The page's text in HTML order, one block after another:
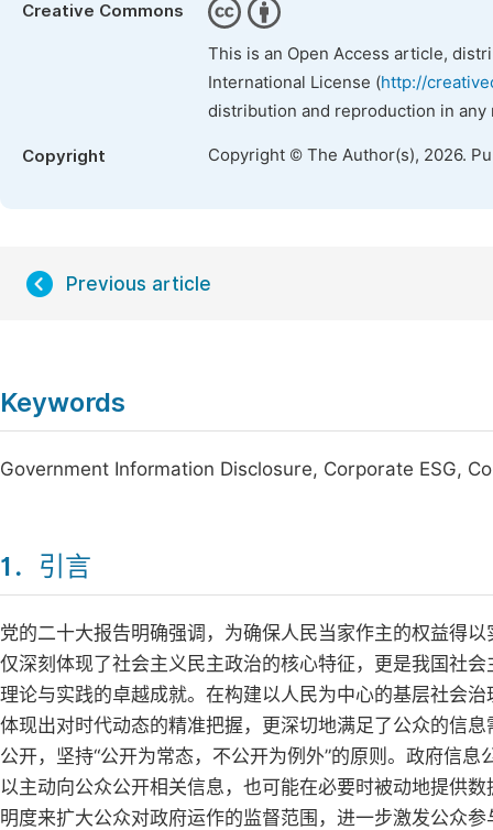
Creative Commons
This is an Open Access article,
International License (http://
distribution and reproduction in
Copyright Copyright © The Author(s), 2026.
Previous article
Keywords
Government Information Disclosure, Corporate ESG,
1．引言
党的二十大报告明确强调，为确保人民当家作主的权益得
仅深刻体现了社会主义民主政治的核心特征，更是我国社
理论与实践的卓越成就。在构建以人民为中心的基层社会
体现出对时代动态的精准把握，更深切地满足了公众的信
公开，坚持“公开为常态，不公开为例外”的原则。政府信
以主动向公众公开相关信息，也可能在必要时被动地提供
明度来扩大公众对政府运作的监督范围，进一步激发公众